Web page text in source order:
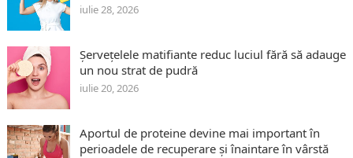
iulie 28, 2026
Șervețelele matifiante reduc luciul fără să adauge
un nou strat de pudră
iulie 20, 2026
Aportul de proteine devine mai important în
perioadele de recuperare și înaintare în vârstă